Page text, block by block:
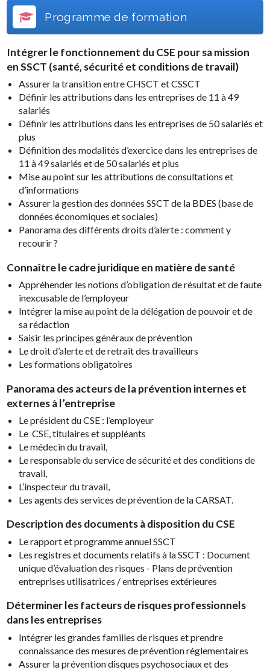
Programme de formation
Intégrer le fonctionnement du CSE pour sa mission
en SSCT (santé, sécurité et conditions de travail)
Assurer la transition entre CHSCT et CSSCT
Définir les attributions dans les entreprises de 11 à 49
salariés
Définir les attributions dans les entreprises de 50 salariés et
plus
Définition des modalités d’exercice dans les entreprises de
11 à 49 salariés et de 50 salariés et plus
Mise au point sur les attributions de consultations et
d’informations
Assurer la gestion des données SSCT de la BDES (base de
données économiques et sociales)
Panorama des différents droits d’alerte : comment y
recourir ?
Connaître le cadre juridique en matière de santé
Appréhender les notions d’obligation de résultat et de faute
inexcusable de l’employeur
Intégrer la mise au point de la délégation de pouvoir et de
sa rédaction
Saisir les principes généraux de prévention
Le droit d’alerte et de retrait des travailleurs
Les formations obligatoires
Panorama des acteurs de la prévention internes et
externes à l’entreprise
Le président du CSE : l’employeur
Le CSE, titulaires et suppléants
Le médecin du travail,
Le responsable du service de sécurité et des conditions de
travail,
L’inspecteur du travail,
Les agents des services de prévention de la CARSAT.
Description des documents à disposition du CSE
Le rapport et programme annuel SSCT
Les registres et documents relatifs à la SSCT : Document
unique d’évaluation des risques - Plans de prévention
entreprises utilisatrices / entreprises extérieures
Déterminer les facteurs de risques professionnels
dans les entreprises
Intégrer les grandes familles de risques et prendre
connaissance des mesures de prévention règlementaires
Assurer la prévention disques psychosociaux et des